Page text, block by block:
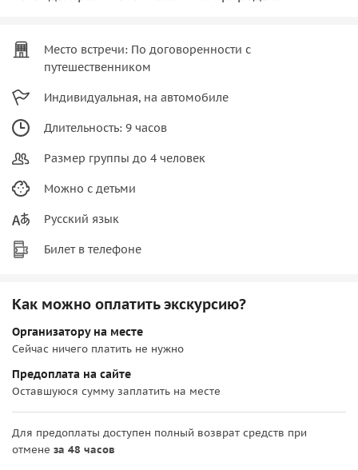
Место встречи: По договоренности с
путешественником
Индивидуальная, на автомобиле
Длительность: 9 часов
Размер группы до 4 человек
Можно с детьми
Русский язык
Билет в телефоне
Как можно оплатить экскурсию?
Организатору на месте
Сейчас ничего платить не нужно
Предоплата на сайте
Оставшуюся сумму заплатить на месте
Для предоплаты доступен полный возврат средств при
отмене за 48 часов